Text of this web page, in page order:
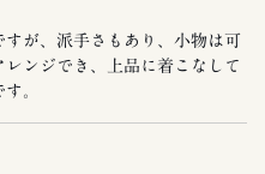
すが、派手さもあり、小物は可
ンジでき、上品に着こなして
。